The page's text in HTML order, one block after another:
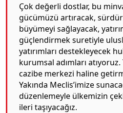
Çok değerli dostlar, bu
gücümüzü artıracak,
büyümeyi sağlayacak,
güçlendirmek suretiyle
yatırımları destekleyecek
kurumsal adımları
cazibe merkezi haline
Yakında Meclis’imize
düzenlemeyle ülkemizin
ileri taşıyacağız.